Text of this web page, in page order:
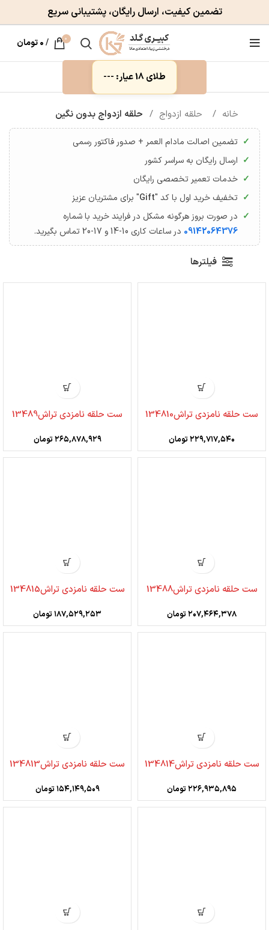
تضمین کیفیت، ارسال رایگان، پشتیبانی سریع
0
/۰تومان
طلای 18 عیار: ---
خانه حلقه ازدواج حلقه ازدواج بدون نگین
تضمین اصالت مادام العمر + صدور فاکتور رسمی
ارسال رایگان به سراسر کشور
خدمات تعمیر تخصصی رایگان
تخفیف خرید اول با کد "Gift" برای مشتریان عزیز
در صورت بروز هرگونه مشکل در فرایند خرید با شماره
09142064376 در ساعات کاری 10-14 و 17-20 تماس بگیرید.
فیلترها
ست حلقه نامزدی تراش134810
۲۲۹,۷۱۷,۵۴۰تومان
ست حلقه نامزدی تراش13489
۲۶۵,۸۷۸,۹۲۹تومان
ست حلقه نامزدی تراش13488
۲۰۷,۴۶۴,۳۷۸تومان
ست حلقه نامزدی تراش134815
۱۸۷,۵۲۹,۲۵۳تومان
ست حلقه نامزدی تراش134814
۲۲۶,۹۳۵,۸۹۵تومان
ست حلقه نامزدی تراش134813
۱۵۴,۱۴۹,۵۰۹تومان